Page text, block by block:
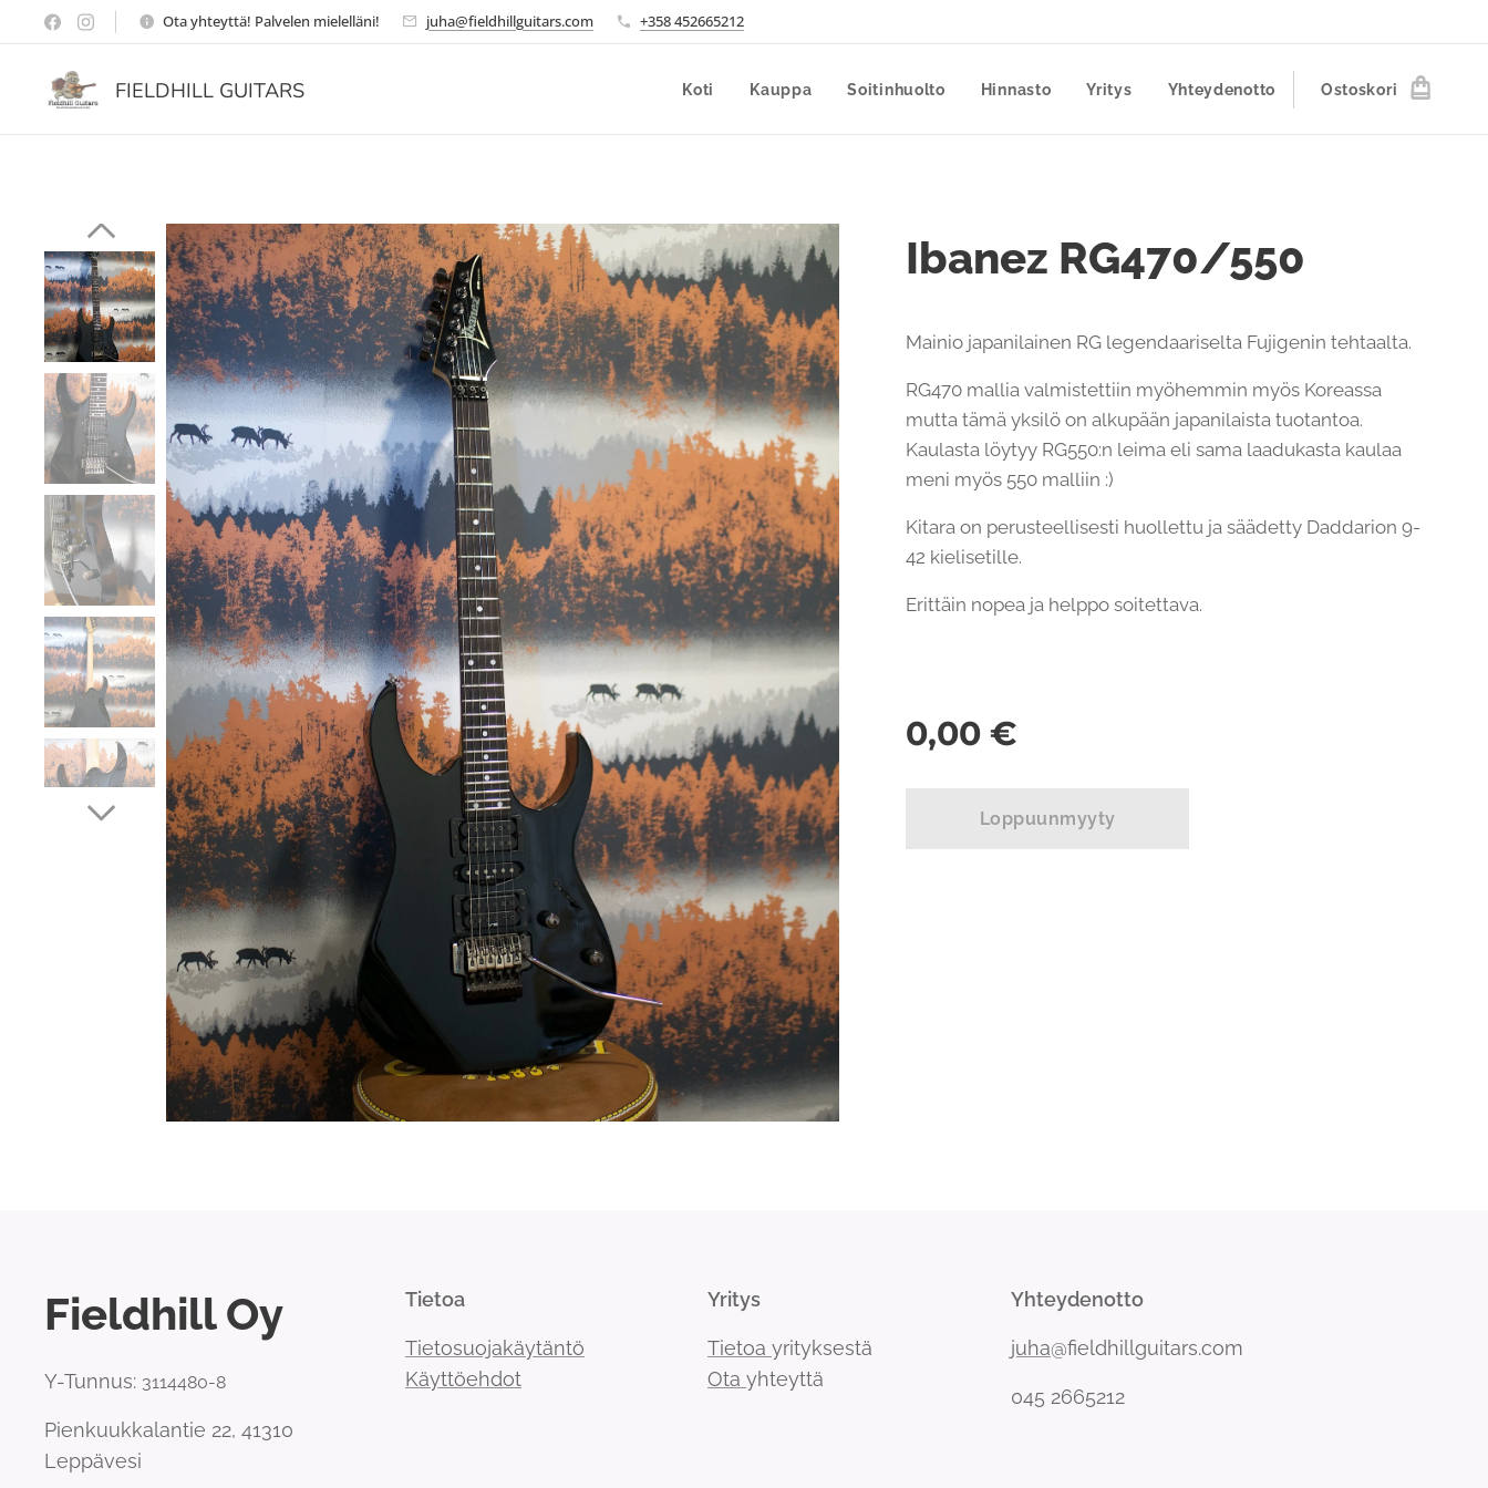
Ota yhteyttä! Palvelen mielelläni! juha@fieldhillguitars.com +358 452665212
FIELDHILL GUITARS Koti Kauppa Soitinhuolto Hinnasto Yritys Yhteydenotto Ostoskori
Ibanez RG470/550
Mainio japanilainen RG legendaariselta Fujigenin tehtaalta.
RG470 mallia valmistettiin myöhemmin myös Koreassa
mutta tämä yksilö on alkupään japanilaista tuotantoa.
Kaulasta löytyy RG550:n leima eli sama laadukasta kaulaa
meni myös 550 malliin :)
Kitara on perusteellisesti huollettu ja säädetty Daddarion 9-
42 kielisetille.
Erittäin nopea ja helppo soitettava.
0,00 €
Loppuunmyyty
Fieldhill Oy
Y-Tunnus: 3114480-8
Pienkuukkalantie 22, 41310
Leppävesi
Tietoa
Tietosuojakäytäntö
Käyttöehdot
Yritys
Tietoayrityksestä
Otayhteyttä
Yhteydenotto
juha@fieldhillguitars.com
045 2665212